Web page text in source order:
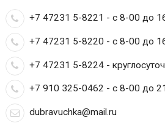
+7 47231 5-8221 - с 8-00 до
+7 47231 5-8220 - с 8-00 до
+7 47231 5-8224 -
+7 910 325-0462 - с 8-00 до
dubravuchka@mail.ru